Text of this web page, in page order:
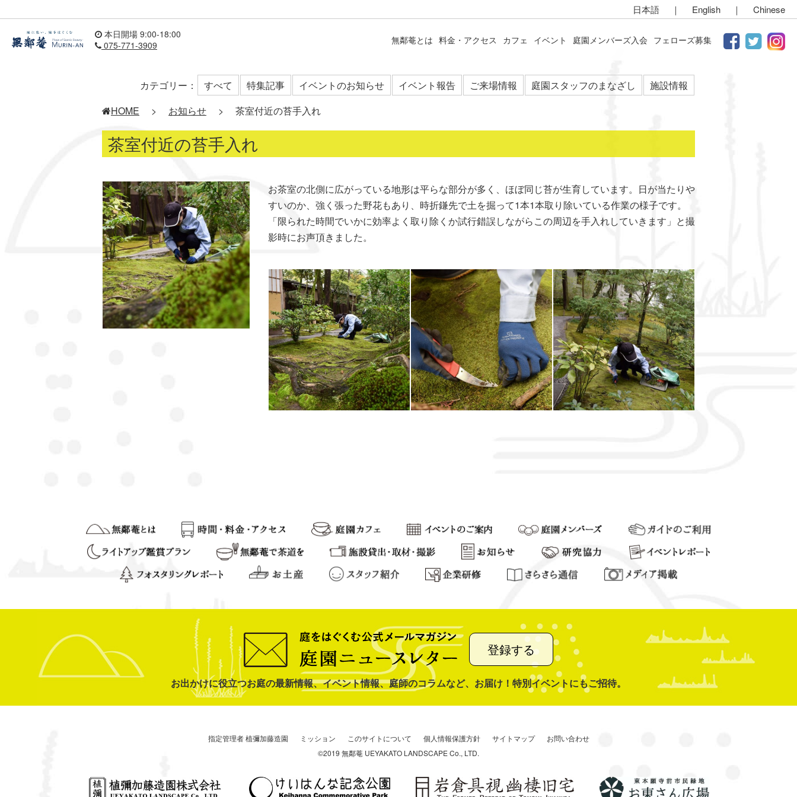
日本語 ｜ English ｜ Chinese
本日開場 9:00-18:00
075-771-3909
無鄰菴とは 料金・アクセス カフェ イベント 庭園メンバーズ入会 フェローズ募集
カテゴリー： すべて 特集記事 イベントのお知らせ イベント報告 ご来場情報 庭園スタッフのまなざし
施設情報
HOME
> お知らせ > 茶室付近の苔手入れ
茶室付近の苔手入れ
お茶室の北側に広がっている地形は平らな部分が多く、ほぼ同じ苔が生育しています。日が当たりや
すいのか、強く張った野花もあり、時折鎌先で土を掘って1本1本取り除いている作業の様子です。
「限られた時間でいかに効率よく取り除くか試行錯誤しながらこの周辺を手入れしていきます」と撮
影時にお声頂きました。
登録する
お出かけに役立つお庭の最新情報、イベント情報、庭師のコラムなど、お届け！特別イベントにもご招待。
指定管理者 植彌加藤造園 ミッション このサイトについて 個人情報保護方針 サイトマップ
お問い合わせ
©2019 無鄰菴 UEYAKATO LANDSCAPE Co., LTD.